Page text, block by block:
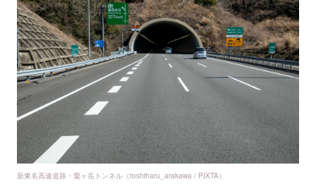
新東名高速道路・粟ヶ岳トンネル（toshiharu_arakawa / PIXTA）